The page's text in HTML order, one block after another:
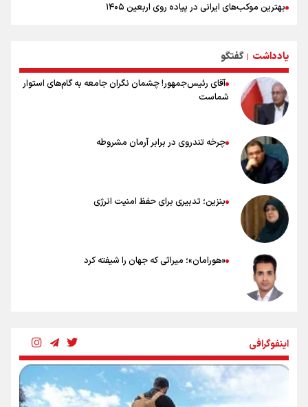
بهترین موکب‌های ایرانی در پیاده روی اربعین ۱۴۰۵
۲۰ نکته دوستانه درباره پیاده روی اربعین و عراقی ها
یادداشت | گفتگو
آقای رئیس‌جمهور! چشمان نگران جامعه به گام‌های استوار
شماست
چرخه تندروی در برابر آرمان مشروطه
بنزین؛ تدبیری برای حفظ امنیت انرژی
«هورامان»؛ میراثی که جهان را شیفته کرد
رسانه ملی و حق مردم برای شنیدن صدای رئیس‌جمهوری
اینفوگرافی